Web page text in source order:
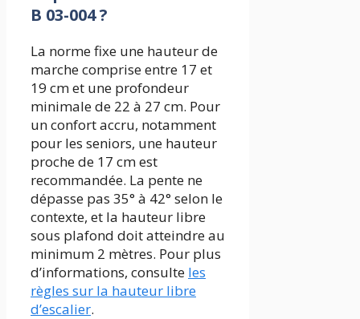
B 03-004 ?
La norme fixe une hauteur de
marche comprise entre 17 et
19 cm et une profondeur
minimale de 22 à 27 cm. Pour
un confort accru, notamment
pour les seniors, une hauteur
proche de 17 cm est
recommandée. La pente ne
dépasse pas 35° à 42° selon le
contexte, et la hauteur libre
sous plafond doit atteindre au
minimum 2 mètres. Pour plus
d’informations, consulte les
règles sur la hauteur libre
d’escalier.